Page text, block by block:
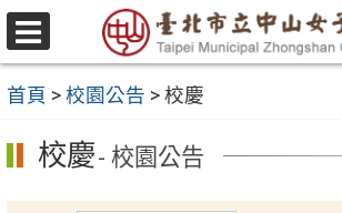
跳
至
要
內
容
區
選
單
首頁 > 校園公告 > 校慶
校慶- 校園公告